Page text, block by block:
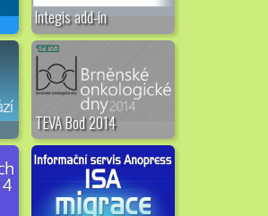
Integis add-in
TEVA Bod 2014